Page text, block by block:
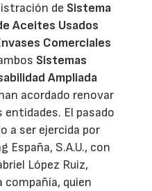
de Sistema
Aceites Usados
Comerciales
Sistemas
Ampliada
acordado renovar
entidades. El pasado
a ser ejercida por
España, S.A.U., con
López Ruiz,
compañía, quien